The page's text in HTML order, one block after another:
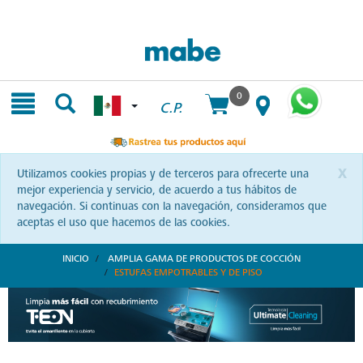
C.P.
0
x
Utilizamos cookies propias y de terceros para ofrecerte una
mejor experiencia y servicio, de acuerdo a tus hábitos de
navegación. Si continuas con la navegación, consideramos que
aceptas el uso que hacemos de las cookies.
INICIO
AMPLIA GAMA DE PRODUCTOS DE COCCIÓN
ESTUFAS EMPOTRABLES Y DE PISO